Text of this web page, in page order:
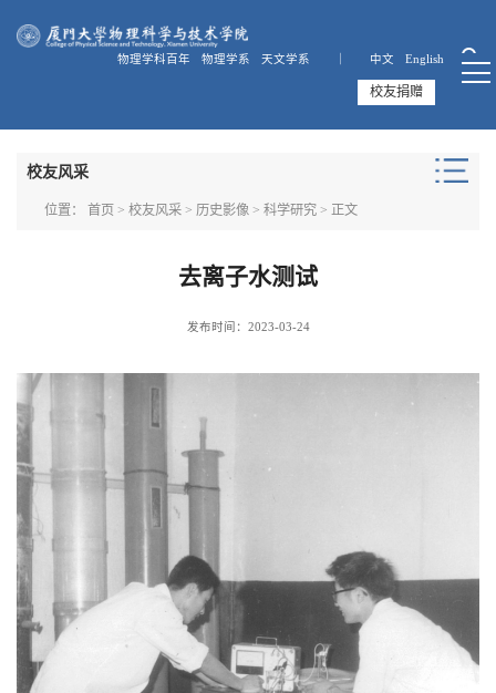
物理学科百年 物理学系 天文学系 ｜ 中文 English
校友捐赠
校友风采
位置： 首页 > 校友风采> 历史影像> 科学研究> 正文
去离子水测试
发布时间：2023-03-24